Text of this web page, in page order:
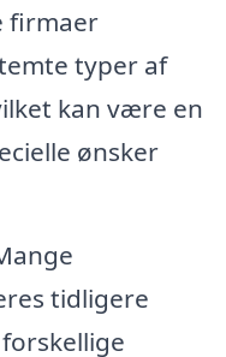
firmaer
typer af
kan være en
ønsker
tidligere